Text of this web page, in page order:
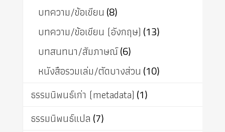
บทความ/ข้อเขียน (8)
บทความ/ข้อเขียน (อังกฤษ) (13)
บทสนทนา/สัมภาษณ์(6)
หนังสือรวมเล่ม/ตัดบางส่วน (10)
ธรรมนิพนธ์เก่า (metadata) (1)
ธรรมนิพนธ์แปล (7)